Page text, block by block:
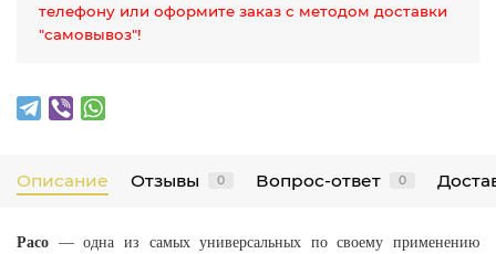
телефону или оформите заказ с методом доставки
"самовывоз"!
Описание Отзывы 0 Вопрос-ответ 0
Paco — одна из самых универсальных по своему применению